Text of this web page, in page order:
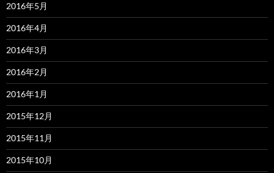
2016年5月
2016年4月
2016年3月
2016年2月
2016年1月
2015年12月
2015年11月
2015年10月